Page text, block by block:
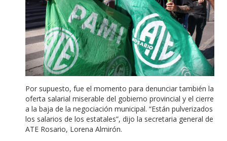
Por supuesto, fue el momento para denunciar también la
oferta salarial miserable del gobierno provincial y el cierre
a la baja de la negociación municipal. “Están pulverizados
los salarios de los estatales”, dijo la secretaria general de
ATE Rosario, Lorena Almirón.